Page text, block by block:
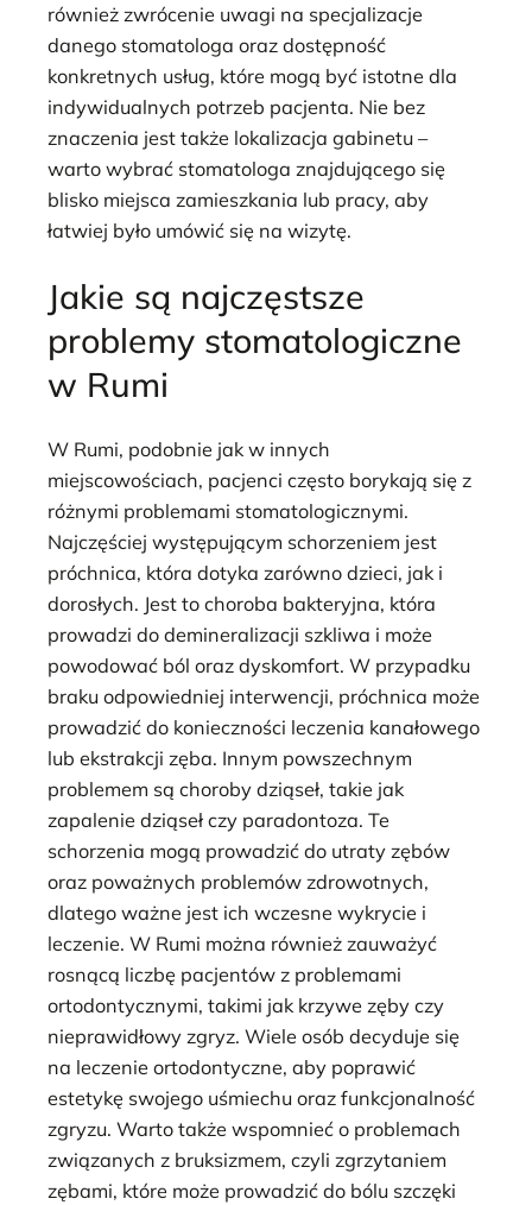
również zwrócenie uwagi na specjalizacje
danego stomatologa oraz dostępność
konkretnych usług, które mogą być istotne dla
indywidualnych potrzeb pacjenta. Nie bez
znaczenia jest także lokalizacja gabinetu –
warto wybrać stomatologa znajdującego się
blisko miejsca zamieszkania lub pracy, aby
łatwiej było umówić się na wizytę.
Jakie są najczęstsze
problemy stomatologiczne
w Rumi
W Rumi, podobnie jak w innych
miejscowościach, pacjenci często borykają się z
różnymi problemami stomatologicznymi.
Najczęściej występującym schorzeniem jest
próchnica, która dotyka zarówno dzieci, jak i
dorosłych. Jest to choroba bakteryjna, która
prowadzi do demineralizacji szkliwa i może
powodować ból oraz dyskomfort. W przypadku
braku odpowiedniej interwencji, próchnica może
prowadzić do konieczności leczenia kanałowego
lub ekstrakcji zęba. Innym powszechnym
problemem są choroby dziąseł, takie jak
zapalenie dziąseł czy paradontoza. Te
schorzenia mogą prowadzić do utraty zębów
oraz poważnych problemów zdrowotnych,
dlatego ważne jest ich wczesne wykrycie i
leczenie. W Rumi można również zauważyć
rosnącą liczbę pacjentów z problemami
ortodontycznymi, takimi jak krzywe zęby czy
nieprawidłowy zgryz. Wiele osób decyduje się
na leczenie ortodontyczne, aby poprawić
estetykę swojego uśmiechu oraz funkcjonalność
zgryzu. Warto także wspomnieć o problemach
związanych z bruksizmem, czyli zgrzytaniem
zębami, które może prowadzić do bólu szczęki